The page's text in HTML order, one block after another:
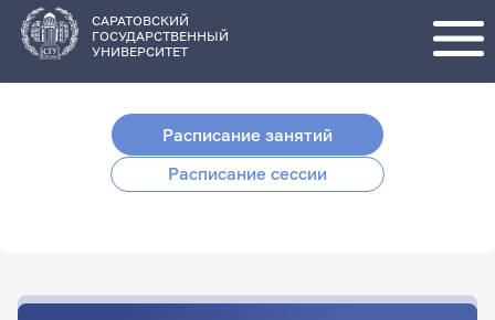
основному
содержанию
САРАТОВСКИЙ
ГОСУДАРСТВЕННЫЙ
УНИВЕРСИТЕТ
Расписание занятий
Расписание сессии